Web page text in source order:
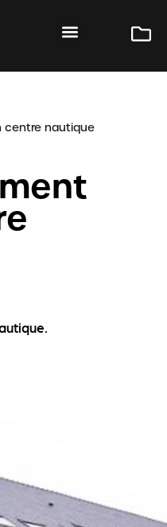
centre nautique